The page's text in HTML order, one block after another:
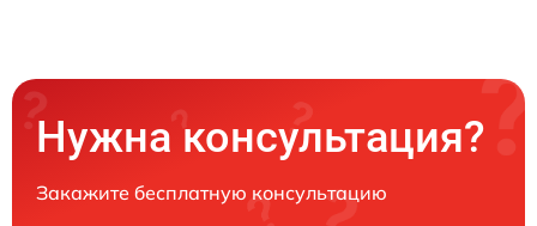
Нужна консультация?
Закажите бесплатную консультацию